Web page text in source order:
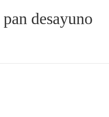
desayuno